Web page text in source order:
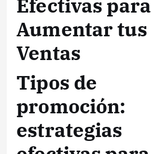
Efectivas para
Aumentar tus
Ventas
Tipos de
promoción:
estrategias